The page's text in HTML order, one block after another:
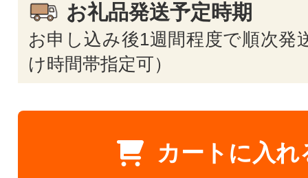
お礼品発送予定時期
お申し込み後1週間程度で順次発
け時間帯指定可）
カートに入れ